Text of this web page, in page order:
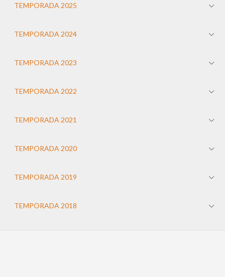
TEMPORADA 2025
TEMPORADA 2024
TEMPORADA 2023
TEMPORADA 2022
TEMPORADA 2021
TEMPORADA 2020
TEMPORADA 2019
TEMPORADA 2018